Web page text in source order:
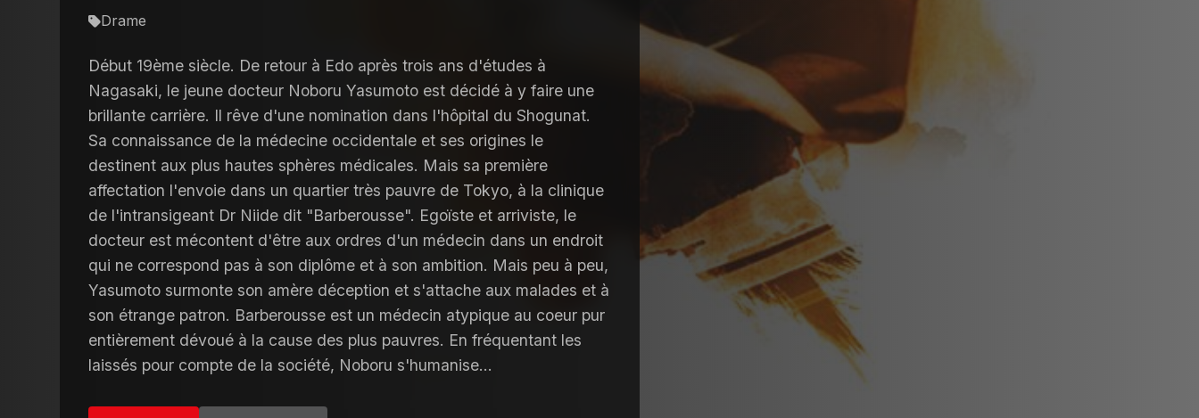
Drame
Début 19ème siècle. De retour à Edo après trois ans d'études à
Nagasaki, le jeune docteur Noboru Yasumoto est décidé à y faire une
brillante carrière. Il rêve d'une nomination dans l'hôpital du Shogunat.
Sa connaissance de la médecine occidentale et ses origines le
destinent aux plus hautes sphères médicales. Mais sa première
affectation l'envoie dans un quartier très pauvre de Tokyo, à la clinique
de l'intransigeant Dr Niide dit "Barberousse". Egoïste et arriviste, le
docteur est mécontent d'être aux ordres d'un médecin dans un endroit
qui ne correspond pas à son diplôme et à son ambition. Mais peu à peu,
Yasumoto surmonte son amère déception et s'attache aux malades et à
son étrange patron. Barberousse est un médecin atypique au coeur pur
entièrement dévoué à la cause des plus pauvres. En fréquentant les
laissés pour compte de la société, Noboru s'humanise...